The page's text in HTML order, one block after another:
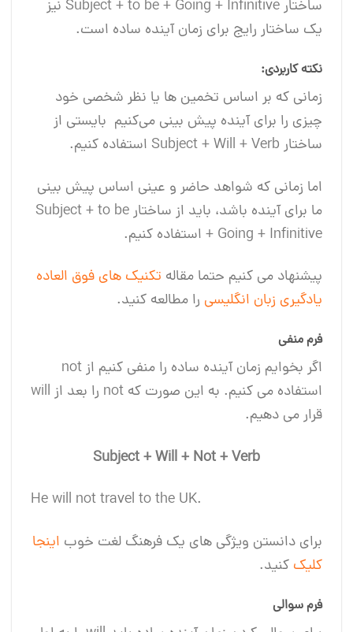
ساختار Subject + to be + Going + Infinitive نیز
یک ساختار رایج برای زمان آینده ساده است.
نکته کاربردی:
زمانی که بر اساس تخمین‌ ها یا نظر شخصی خود
چیزی را برای آینده پیش ‌بینی می‌کنیم بایستی از
ساختار Subject + Will + Verb استفاده کنیم.
اما زمانی که شواهد حاضر و عینی اساس پیش ‌بینی
ما برای آینده باشد، باید از ساختار Subject + to be
+ Going + Infinitive استفاده کنیم.
پیشنهاد می کنیم حتما مقاله تکنیک های فوق العاده
یادگیری زبان انگلیسی را مطالعه کنید.
فرم منفی
اگر بخوایم زمان آینده ساده را منفی کنیم از not
استفاده می کنیم. به این صورت که not را بعد از will
قرار می دهیم.
Subject + Will + Not + Verb
.He will not travel to the UK
برای دانستن ویژگی های یک فرهنگ لغت خوب اینجا
کلیک کنید.
فرم سوالی